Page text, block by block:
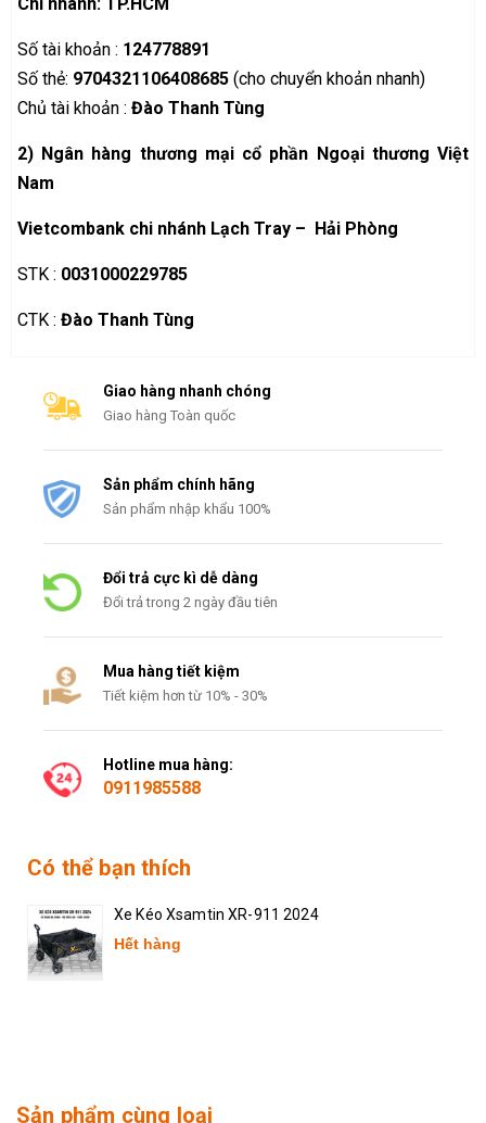
Số tài khoản : 124778891
Số thẻ: 9704321106408685 (cho chuyển khoản nhanh)
Chủ tài khoản : Đào Thanh Tùng
2) Ngân hàng thương mại cổ phần Ngoại thương Việt
Nam
Vietcombank chi nhánh Lạch Tray – Hải Phòng
STK : 0031000229785
CTK : Đào Thanh Tùng
Giao hàng nhanh chóng
Giao hàng Toàn quốc
Sản phẩm chính hãng
Sản phẩm nhập khẩu 100%
Đổi trả cực kì dễ dàng
Đổi trả trong 2 ngày đầu tiên
Mua hàng tiết kiệm
Tiết kiệm hơn từ 10% - 30%
Hotline mua hàng:
0911985588
Có thể bạn thích
Xe Kéo Xsamtin XR-911 2024
Hết hàng
Sản phẩm cùng loại